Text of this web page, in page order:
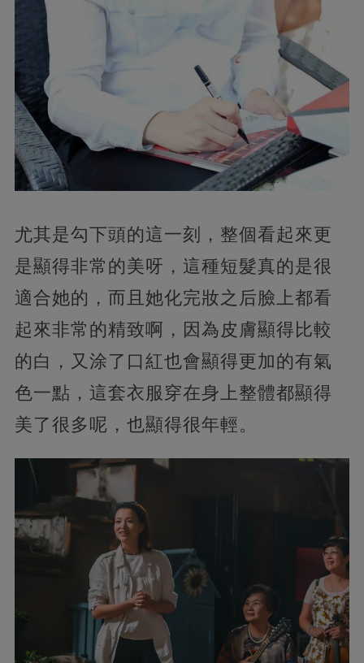
尤其是勾下頭的這一刻，整個看起來更
是顯得非常的美呀，這種短髮真的是很
適合她的，而且她化完妝之后臉上都看
起來非常的精致啊，因為皮膚顯得比較
的白，又涂了口紅也會顯得更加的有氣
色一點，這套衣服穿在身上整體都顯得
美了很多呢，也顯得很年輕。